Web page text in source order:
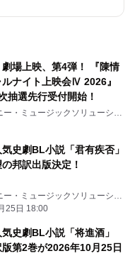
劇場上映、第4弾！ 『陳情
ナイト上映会Ⅳ 2026』
抽選先行受付開始！
ー・ミュージックソリューショ
史劇BL小説「君有疾否」
邦訳出版決定！
ー・ミュージックソリューショ
25日 18:00
史劇BL小説「将進酒」
第2巻が2026年10月25日